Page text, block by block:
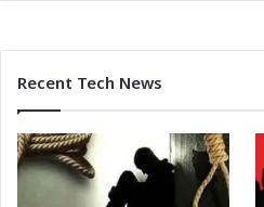
Recent Tech News